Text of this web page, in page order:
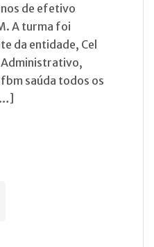
de efetivo
A turma foi
da entidade, Cel
saúda todos os